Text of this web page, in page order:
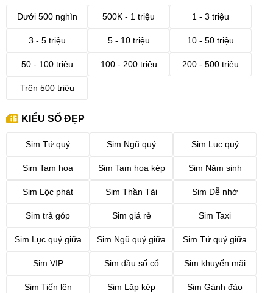
Dưới 500 nghìn 500K - 1 triệu 1 - 3 triệu
3 - 5 triệu 5 - 10 triệu 10 - 50 triệu
50 - 100 triệu 100 - 200 triệu 200 - 500 triệu
Trên 500 triệu
KIỂU SỐ ĐẸP
Sim Tứ quý Sim Ngũ quý Sim Lục quý
Sim Tam hoa Sim Tam hoa kép Sim Năm sinh
Sim Lộc phát Sim Thần Tài Sim Dễ nhớ
Sim trả góp Sim giá rẻ Sim Taxi
Sim Lục quý giữa Sim Ngũ quý giữa Sim Tứ quý giữa
Sim VIP Sim đầu số cổ Sim khuyến mãi
Sim Tiến lên Sim Lặp kép Sim Gánh đảo